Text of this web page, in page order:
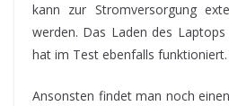
kann zur Stromversorgung
werden. Das Laden des
hat im Test ebenfalls funktioniert.
Ansonsten findet man noch